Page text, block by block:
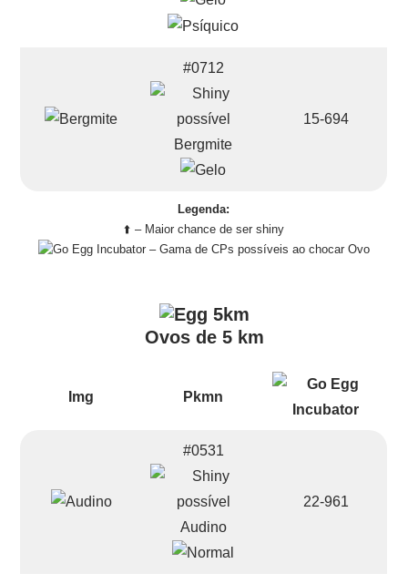
#0712
Bergmite
15-694
Legenda:
⬆️ – Maior chance de ser shiny
– Gama de CPs possíveis ao chocar Ovo
Ovos de 5 km
Img Pkmn
#0531
Audino
22-961